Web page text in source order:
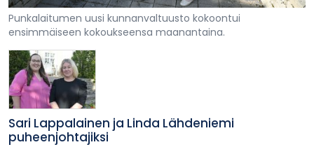
Punkalaitumen uusi kunnanvaltuusto kokoontui
ensimmäiseen kokoukseensa maanantaina.
Sari Lappalainen ja Linda Lähdeniemi
puheenjohtajiksi